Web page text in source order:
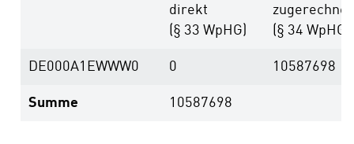
direkt
(§ 33 WpHG)
zugerechnet
(§ 34 WpHG)
DE000A1EWWW0 0 10587698
Summe 10587698